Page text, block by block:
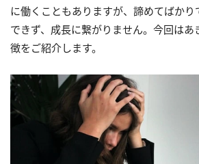
に働くこともありますが、諦めてばか
できず、成長に繋がりません。今回は
徴をご紹介します。